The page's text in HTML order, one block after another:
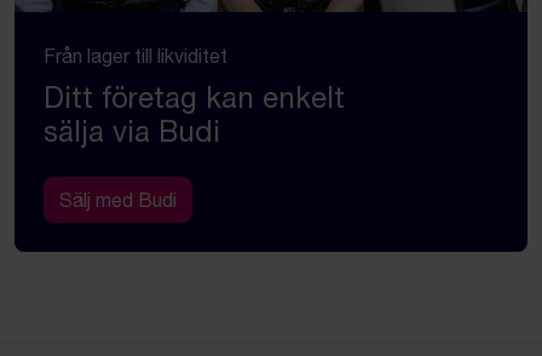
Från lager till likviditet
Ditt företag kan enkelt
sälja via Budi
Sälj med Budi